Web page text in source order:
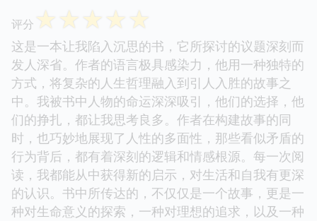
评分 ☆☆☆☆☆
这是一本让我陷入沉思的书，它所探讨的议题深刻而
发人深省。作者的语言极具感染力，他用一种独特的
方式，将复杂的人生哲理融入到引人入胜的故事之
中。我被书中人物的命运深深吸引，他们的选择，他
们的挣扎，都让我思考良多。作者在构建故事的同
时，也巧妙地展现了人性的多面性，那些看似矛盾的
行为背后，都有着深刻的逻辑和情感根源。每一次阅
读，我都能从中获得新的启示，对生活和自我有更深
的认识。书中所传达的，不仅仅是一个故事，更是一
种对生命意义的探索，一种对理想的追求，以及一种